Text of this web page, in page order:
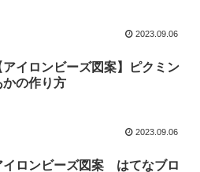
2023.09.06
アイロンビーズ図案】ピクミン
かの作り方
2023.09.06
イロンビーズ図案 はてなブロ